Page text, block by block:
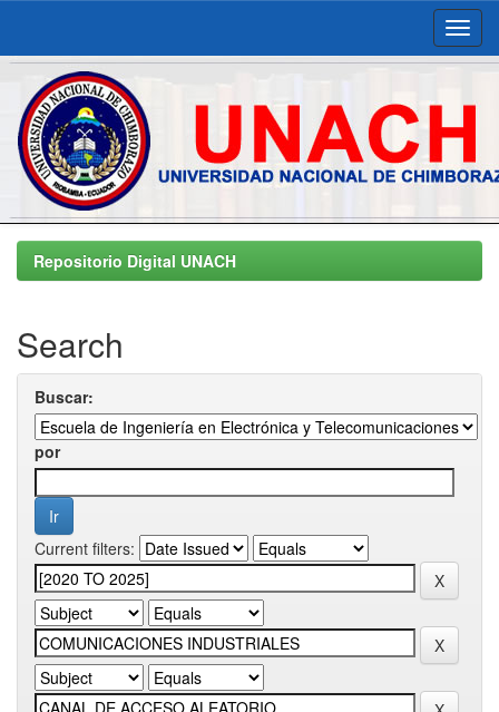
Skip
navigationRepositorio Digital UNACH
Search
Buscar:
por
Current filters: